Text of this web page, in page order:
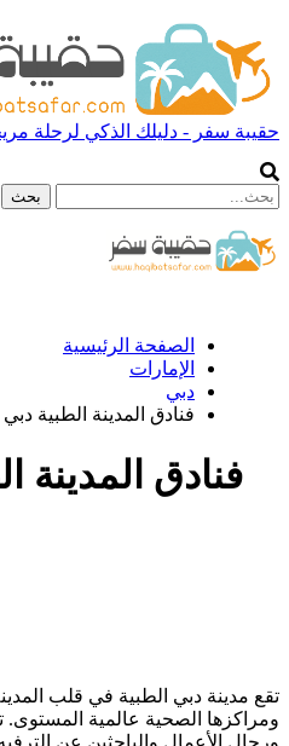
حقيبة سفر - دليلك الذكي لرحلة
الصفحة الرئيسية
الإمارات
دبي
فنادق المدينة الطبية دبي
فنادق المدينة
تقع مدينة دبي الطبية في قلب
ومراكزها الصحية عالمية المستوى.